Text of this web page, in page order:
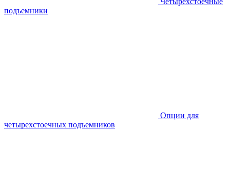
подъемники
Опции для
четырехстоечных подъемников